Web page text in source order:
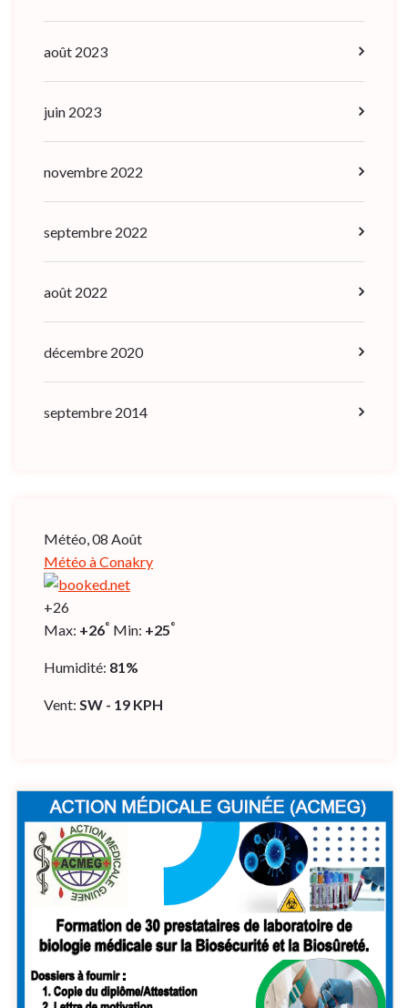
août 2023
juin 2023
novembre 2022
septembre 2022
août 2022
décembre 2020
septembre 2014
Météo, 08 Août
Météo à Conakry
+26
Max: +26° Min: +25°
Humidité: 81%
Vent: SW - 19 KPH